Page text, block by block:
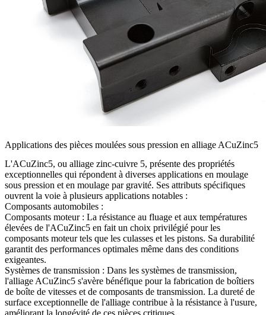
Applications des pièces moulées sous pression en alliage ACuZinc5
L'ACuZinc5, ou alliage zinc-cuivre 5, présente des propriétés
exceptionnelles qui répondent à diverses applications en moulage
sous pression et en moulage par gravité. Ses attributs spécifiques
ouvrent la voie à plusieurs applications notables :
Composants automobiles :
Composants moteur : La résistance au fluage et aux températures
élevées de l'ACuZinc5 en fait un choix privilégié pour les
composants moteur tels que les culasses et les pistons. Sa durabilité
garantit des performances optimales même dans des conditions
exigeantes.
Systèmes de transmission : Dans les systèmes de transmission,
l'alliage ACuZinc5 s'avère bénéfique pour la fabrication de boîtiers
de boîte de vitesses et de composants de transmission. La dureté de
surface exceptionnelle de l'alliage contribue à la résistance à l'usure,